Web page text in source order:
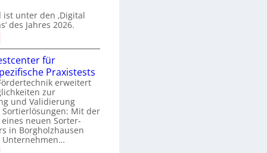
b ist unter den ‚Digital
des Jahres 2026.
für
Praxistests
erweitert
zur
und Validierung
Mit der
neuen Sorter-
in Borgholzhausen
Unternehmen…